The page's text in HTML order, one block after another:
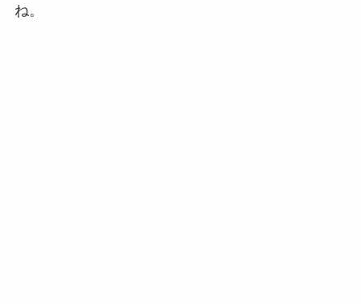
ね。